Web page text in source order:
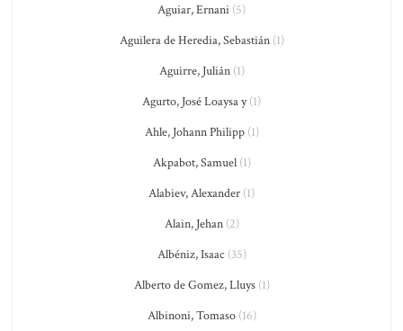
Aguiar, Ernani (5)
Aguilera de Heredia, Sebastián(1)
Aguirre, Julián(1)
Agurto, José Loaysa y(1)
Ahle, Johann Philipp(1)
Akpabot, Samuel(1)
Alabiev, Alexander (1)
Alain, Jehan(2)
Albéniz, Isaac (35)
Alberto de Gomez, Lluys(1)
Albinoni, Tomaso(16)